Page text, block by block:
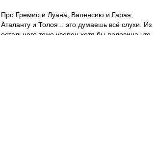
Про Гремио и Луана, Валенсию и Гарая,
Аталанту и Толоя .. это думаешь всё слухи. Из
остального тоже уверен хотя бы половина что-